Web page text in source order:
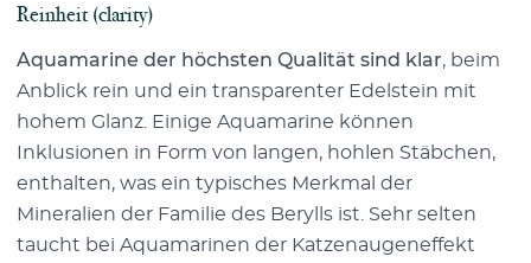
Reinheit (clarity)
Aquamarine der höchsten Qualität sind klar, beim
Anblick rein und ein transparenter Edelstein mit
hohem Glanz. Einige Aquamarine können
Inklusionen in Form von langen, hohlen Stäbchen,
enthalten, was ein typisches Merkmal der
Mineralien der Familie des Berylls ist. Sehr selten
taucht bei Aquamarinen der Katzenaugeneffekt